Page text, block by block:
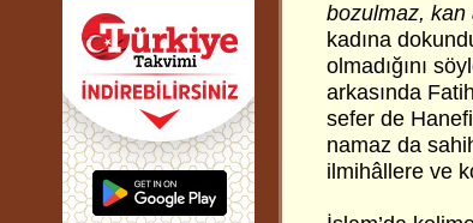
bozulmaz, kan
kadına
olmadığını
arkasında
sefer de
namaz da
ilmihâllere ve